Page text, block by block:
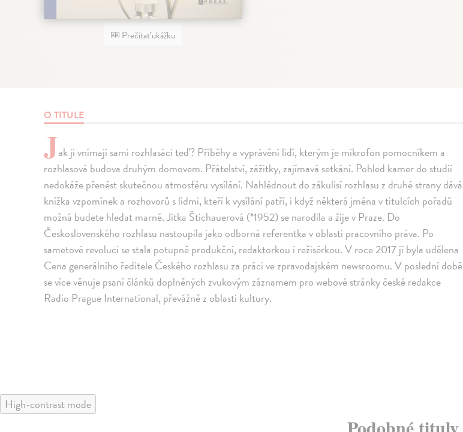
Prečítať ukážku
O TITULE
Jak ji vnímají sami rozhlasáci teď? Příběhy a vyprávění lidí, kterým je mikrofon pomocníkem a
rozhlasová budova druhým domovem. Přátelství, zážitky, zajímavá setkání. Pohled kamer do studií
nedokáže přenést skutečnou atmosféru vysílání. Nahlédnout do zákulisí rozhlasu z druhé strany dává
knížka vzpomínek a rozhovorů s lidmi, kteří k vysílání patří, i když některá jména v titulcích pořadů
možná budete hledat marně. Jitka Štichauerová (*1952) se narodila a žije v Praze. Do
Československého rozhlasu nastoupila jako odborná referentka v oblasti pracovního práva. Po
sametové revoluci se stala potupně produkční, redaktorkou i režisérkou. V roce 2017 jí byla udělena
Cena generálního ředitele Českého rozhlasu za práci ve zpravodajském newsroomu. V poslední době
se více věnuje psaní článků doplněných zvukovým záznamem pro webové stránky české redakce
Radio Prague International, převážně z oblasti kultury.
High-contrast mode